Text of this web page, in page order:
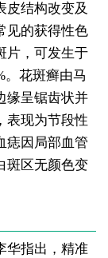
皮结构改变及
见的获得性色
片，可发生于
。花斑癣由马
缘呈锯齿状并
表现为节段性
痣因局部血管
斑区无颜色变
华指出，精准